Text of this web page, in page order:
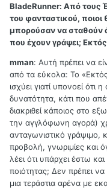
BladeRunner: Από τους
του φανταστικού, ποιοι
μπορούσαν να σταθούν
που έχουν γράψει;
mman: Αυτή πρέπει να
από τα εύκολα: Το
ισχύει γιατί υπονοεί ότι
δυνατότητα, κάτι που
διακριθεί κάποιος στο
την αγγλόφωνη αγορά)
ανταγωνιστικό γράψιμο,
προβολή, γνωριμίες και
λέει ότι υπάρχει έστω
ποιότητας; Δεν πρέπει
μια τεράστια αρένα με